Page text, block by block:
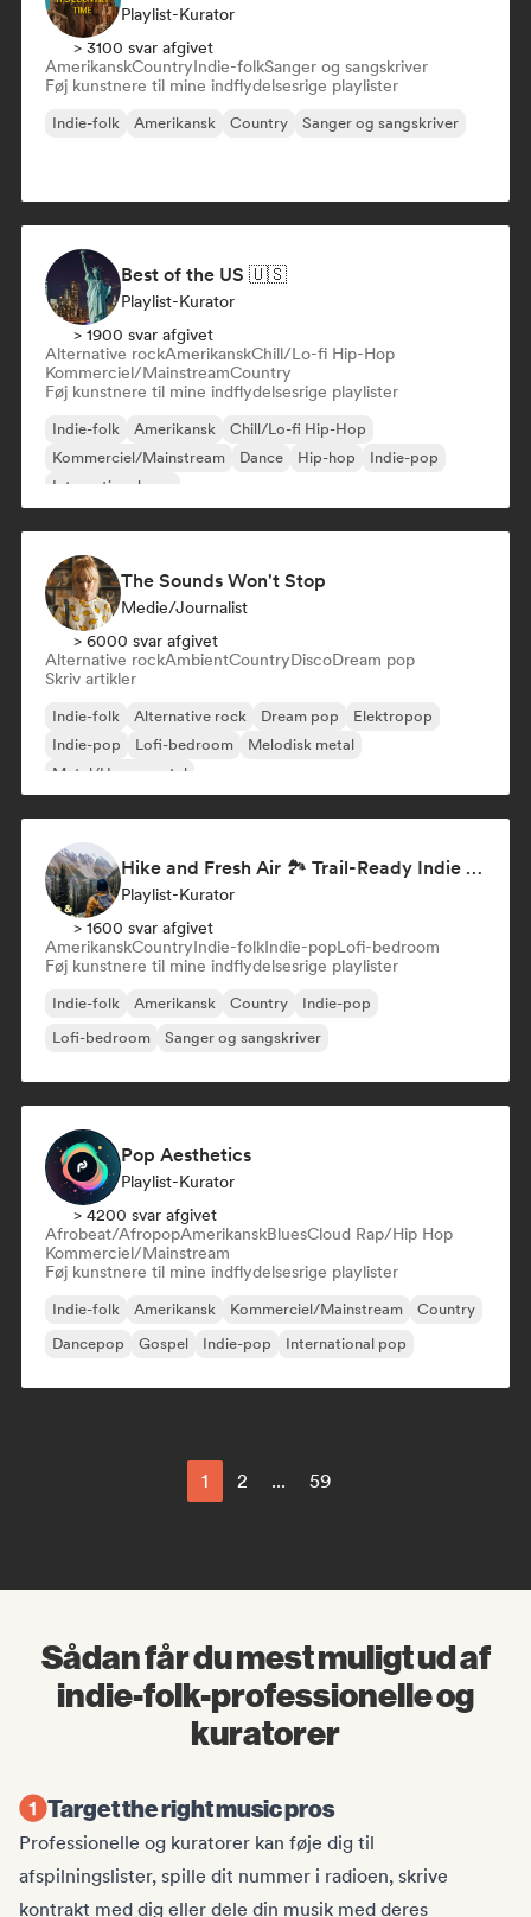
Playlist-Kurator
> 3100 svar afgivet
AmerikanskCountryIndie-folkSanger og sangskriver
Føj kunstnere til mine indflydelsesrige playlister
Indie-folk Amerikansk Country Sanger og sangskriver
Best of the US 🇺🇸
Playlist-Kurator
> 1900 svar afgivet
Alternative rockAmerikanskChill/Lo-fi Hip-Hop
Kommerciel/MainstreamCountry
Føj kunstnere til mine indflydelsesrige playlister
Indie-folk Amerikansk
Chill/Lo-fi Hip-Hop
Kommerciel/Mainstream
Dance Hip-hop
Indie-pop
International pop
The Sounds Won't Stop
Medie/journalist
> 6000 svar afgivet
Alternative rockAmbientCountryDiscoDream pop
Skriv artikler
Indie-folk Alternative rock Dream pop
Elektropop
Indie-pop
Lofi-bedroom
Melodisk metal
Metal/Heavy metal
Hike and Fresh Air 🏞️ Trail-Ready Indie Folk & Acoustic
Playlist-Kurator
> 1600 svar afgivet
AmerikanskCountryIndie-folkIndie-popLofi-bedroom
Føj kunstnere til mine indflydelsesrige playlister
Indie-folk Amerikansk Country
Indie-pop
Lofi-bedroom
Sanger og sangskriver
Pop Aesthetics
Playlist-Kurator
> 4200 svar afgivet
Afrobeat/AfropopAmerikanskBluesCloud Rap/Hip Hop
Kommerciel/Mainstream
Føj kunstnere til mine indflydelsesrige playlister
Indie-folk Amerikansk Kommerciel/Mainstream
Country
Dancepop
Gospel Indie-pop International pop
1 2 ... 59
Sådan får du mest muligt ud af
indie-folk-professionelle og
kuratorer
Target the right music pros
Professionelle og kuratorer kan føje dig til
afspilningslister, spille dit nummer i radioen, skrive
kontrakt med dig eller dele din musik med deres